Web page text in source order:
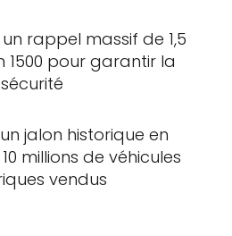
rappel massif de 1,5
1500 pour garantir la
sécurité
jalon historique en
millions de véhicules
vendus